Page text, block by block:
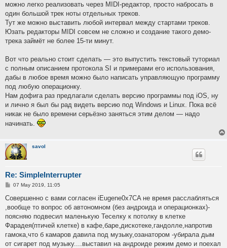
можно легко реализовать через MIDI-редактор, просто набросать в
один большой трек ноты отдельных треков.
Тут же можно выставить любой интервал между стартами треков.
Юзать редакторы MIDI совсем не сложно и создание такого демо-
трека займёт не более 15-ти минут.
Вот что реально стоит сделать — это выпустить текстовый туториал
с полным описанием протокола SI и примерами его использования,
дабы в любое время можно было написать управляющую программу
под любую операционку.
Нам дофига раз предлагали сделать версию программы под iOS, ну
и лично я был бы рад видеть версию под Windows и Linux. Пока всё
никак не было времени серьёзно заняться этим делом — надо
начинать.
savol
Re: SimpleInterrupter
P
s
07 May 2019, 11:05
Совершенно с вами согласен iEugene0x7CA не время расслабляться
,вообще то вопрос об автономном (без андроида и операционках)-
поясняю подвесил маленькую Теселку к потолку в клетке
Фарадея(птичей клетке) в кафе,баре,дискотеке,гандолле,напротив
гамока,что б камаров давила под музыку,озанатором -убирала дым
от сигарет под музыку....выставил на андроиде режим демо и поехал